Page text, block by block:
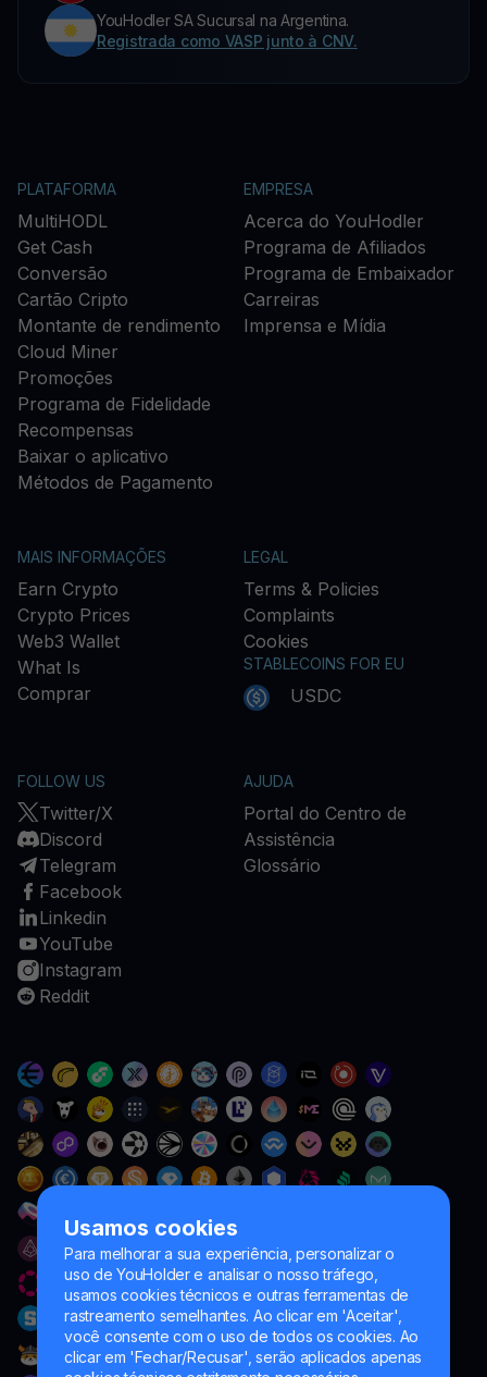
Usamos cookies
Para melhorar a sua experiência, personalizar o
uso de YouHolder e analisar o nosso tráfego,
usamos cookies técnicos e outras ferramentas de
rastreamento semelhantes. Ao clicar em 'Aceitar',
você consente com o uso de todos os cookies. Ao
clicar em 'Fechar/Recusar', serão aplicados apenas
YouHodler SA Sucursal na Argentina.
Registrada como VASP junto à CNV.
PLATAFORMA
MultiHODL
Get Cash
Conversão
Cartão Cripto
Montante de rendimento
Cloud Miner
Promoções
Programa de Fidelidade
Recompensas
Baixar o aplicativo
Métodos de Pagamento
EMPRESA
Acerca do YouHodler
Programa de Afiliados
Programa de Embaixador
Carreiras
Imprensa e Mídia
MAIS INFORMAÇÕES
Earn Crypto
Crypto Prices
Web3 Wallet
What Is
Comprar
LEGAL
Terms & Policies
Complaints
Cookies
STABLECOINS FOR EU
USDC
FOLLOW US
Twitter/X
Discord
Telegram
Facebook
Linkedin
YouTube
Instagram
Reddit
AJUDA
Portal do Centro de
Assistência
Glossário